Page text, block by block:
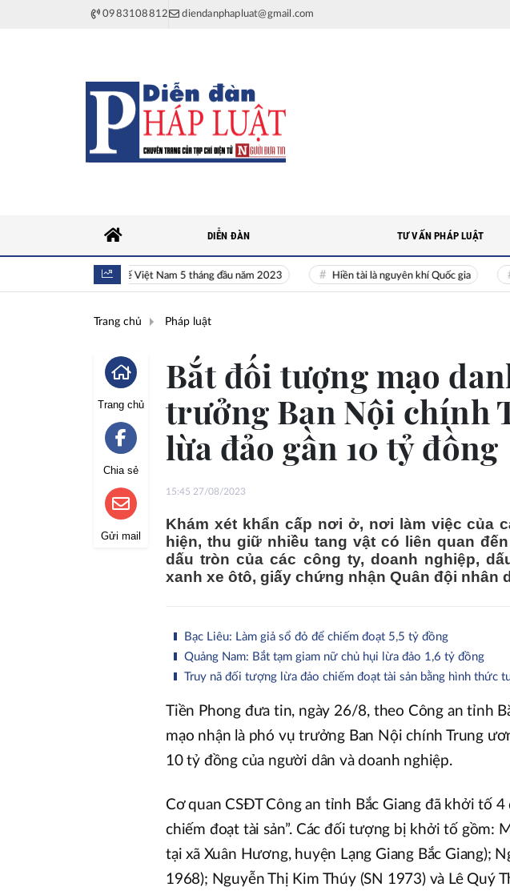
0983108812 diendanphapluat@gmail.com
Toàn cảnh kinh tế Việt Nam 5 tháng đầu năm 2023 Hiền tài là nguyên khí Quốc gia Tết
DIỄN ĐÀN TƯ VẤN PHÁP LUẬT
Trang chủ Pháp luật
Trang chủ
Chia sẻ
Gửi mail
Bắt đối tượng mạo
trưởng Ban Nội chính
lừa đảo gần 10 tỷ đồng
15:45 27/08/2023
Khám xét khẩn cấp nơi ở, nơi làm việc của
hiện, thu giữ nhiều tang vật có liên quan
dấu tròn của các công ty, doanh nghiệp,
xanh xe ôtô, giấy chứng nhận Quân đội nhân
Bạc Liêu: Làm giả sổ đỏ để chiếm đoạt 5,5 tỷ đồng
Quảng Nam: Bắt tạm giam nữ chủ hụi lừa đảo 1,6 tỷ đồng
Truy nã đối tượng lừa đảo chiếm đoạt tài sản bằng hình thức
Tiền Phong đưa tin, ngày 26/8, theo Công an tỉnh
mạo nhận là phó vụ trưởng Ban Nội chính Trung
10 tỷ đồng của người dân và doanh nghiệp.
Cơ quan CSĐT Công an tỉnh Bắc Giang đã khởi tố
chiếm đoạt tài sản”. Các đối tượng bị khởi tố gồm:
tại xã Xuân Hương, huyện Lạng Giang Bắc Giang);
1968); Nguyễn Thị Kim Thúy (SN 1973) và Lê Quý